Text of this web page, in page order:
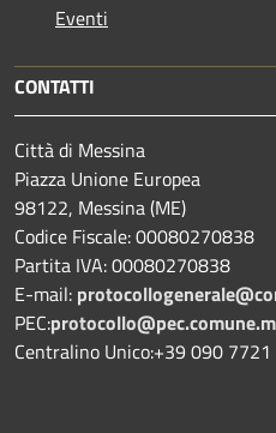
Eventi
CONTATTI
Città di Messina
Piazza Unione Europea
98122, Messina (ME)
Codice Fiscale: 00080270838
Partita IVA: 00080270838
E-mail:
PEC:
Centralino Unico:+39 090 7721